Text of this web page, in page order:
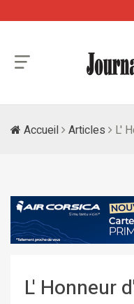
Accueil Articles L'
L' Honneur